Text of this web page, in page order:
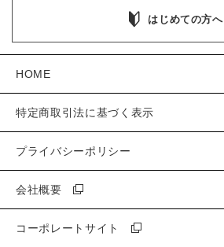
はじめての方へ
HOME
特定商取引法に基づく表示
プライバシーポリシー
会社概要
コーポレートサイト